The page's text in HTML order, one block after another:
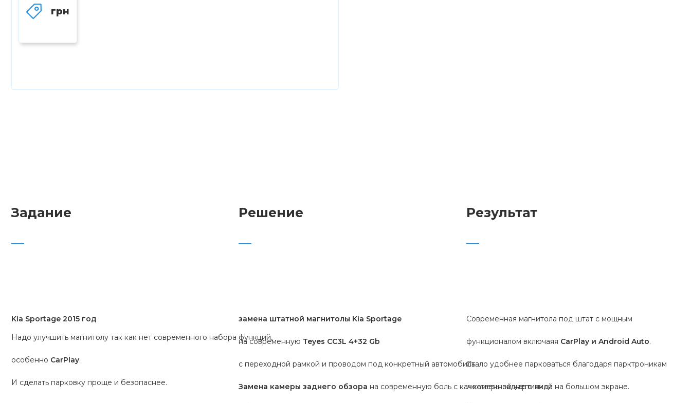
грн
Задание
Kia Sportage 2015 год
Надо улучшить магнитолу так как нет современного набора функций,
особенно CarPlay.
И сделать парковку проще и безопаснее.
Решение
замена штатной магнитолы Kia Sportage
на современную Teyes CC3L 4+32 Gb
с переходной рамкой и проводом под конкретный автомобиль.
Замена камеры заднего обзора на современную боль с качественной картинкой
Результат
Современная магнитола под штат с мощным
функционалом включаяя CarPlay и Android Auto.
Стало удобнее парковаться благодаря парктроникам
и камеры заднего вида на большом экране.